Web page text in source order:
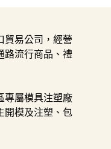
貿易公司，經營
路流行商品、禮
專屬模具注塑廠
開模及注塑、包